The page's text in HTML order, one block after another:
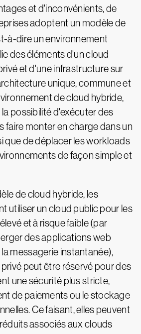
et d'inconvénients, de
adoptent un modèle de
à-dire un environnement
des éléments d'un cloud
et d'une infrastructure sur
unique, commune et
de cloud hybride,
possibilité d'exécuter des
faire monter en charge dans un
que de déplacer les workloads
de façon simple et
de cloud hybride, les
utiliser un cloud public pour les
et à risque faible (par
des applications web
messagerie instantanée),
peut être réservé pour des
une sécurité plus stricte,
de paiements ou le stockage
Ce faisant, elles peuvent
associés aux clouds